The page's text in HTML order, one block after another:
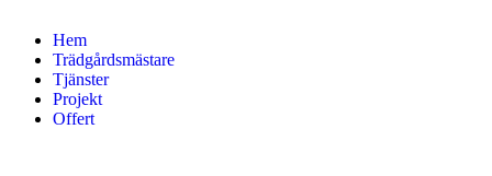
Hem
Trädgårdsmästare
Tjänster
Projekt
Offert